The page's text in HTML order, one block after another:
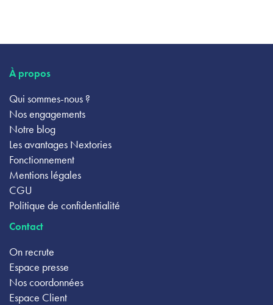
À propos
Qui sommes-nous ?
Nos engagements
Notre blog
Les avantages Nextories
Fonctionnement
Mentions légales
CGU
Politique de confidentialité
Contact
On recrute
Espace presse
Nos coordonnées
Espace Client